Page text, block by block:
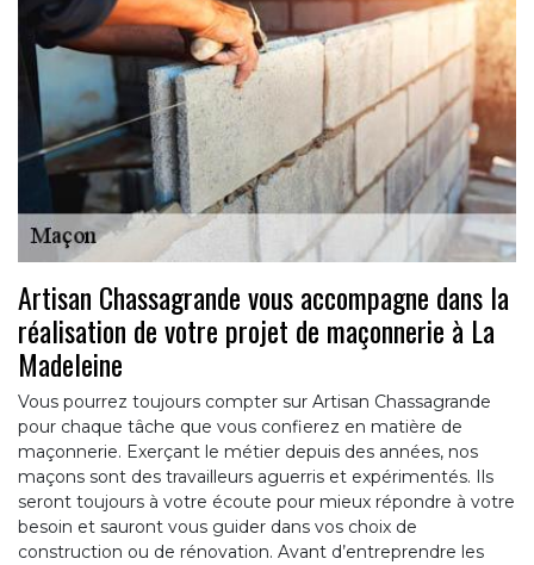
Artisan Chassagrande vous accompagne dans la
réalisation de votre projet de maçonnerie à La
Madeleine
Vous pourrez toujours compter sur Artisan Chassagrande
pour chaque tâche que vous confierez en matière de
maçonnerie. Exerçant le métier depuis des années, nos
maçons sont des travailleurs aguerris et expérimentés. Ils
seront toujours à votre écoute pour mieux répondre à votre
besoin et sauront vous guider dans vos choix de
construction ou de rénovation. Avant d’entreprendre les